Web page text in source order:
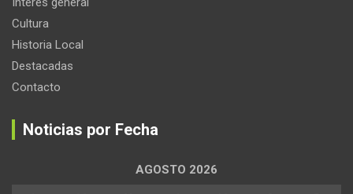
Cultura
Historia Local
Destacadas
Contacto
Noticias por Fecha
AGOSTO 2026